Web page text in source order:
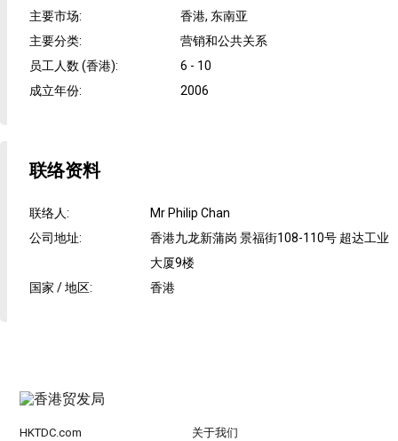
主要市场:
香港, 东南亚
主要分类:
营销和公共关系
员工人数 (香港):
6 - 10
成立年份: 2006
联络资料
联络人:
Mr Philip Chan
公司地址:
香港九龙新蒲岗 景福街108-110号 超达工业
大厦9楼
国家 / 地区: 香港
HKTDC.com 关于我们